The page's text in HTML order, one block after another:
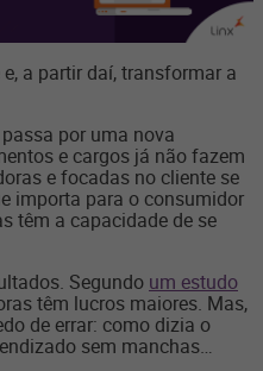
a partir daí, transformar a
por uma nova
e cargos já não fazem
e focadas no cliente se
importa para o consumidor
têm a capacidade de se
Segundo um estudo
têm lucros maiores. Mas,
de errar: como dizia o
sem manchas…